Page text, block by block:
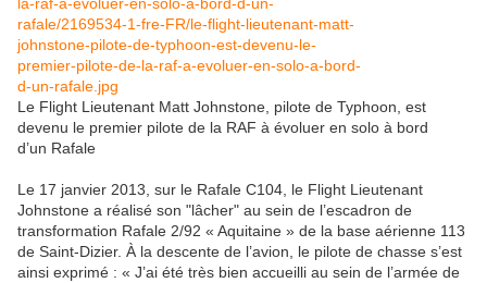
Le Flight Lieutenant Matt Johnstone, pilote de Typhoon, est
devenu le premier pilote de la RAF à évoluer en solo à bord
d’un Rafale
Le 17 janvier 2013, sur le Rafale C104, le Flight Lieutenant
Johnstone a réalisé son "lâcher" au sein de l’escadron de
transformation Rafale 2/92 « Aquitaine » de la base aérienne 113
de Saint-Dizier. À la descente de l’avion, le pilote de chasse s’est
ainsi exprimé : « J’ai été très bien accueilli au sein de l’armée de